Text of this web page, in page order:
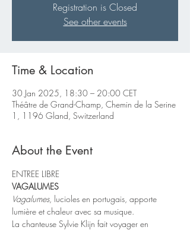
Registration is Closed
See other events
Time & Location
30 Jan 2025, 18:30 – 20:00 CET
Théâtre de Grand-Champ, Chemin de la Serine
1, 1196 Gland, Switzerland
About the Event
ENTREE LIBRE
VAGALUMES
Vagalumes, lucioles en portugais, apporte
lumière et chaleur avec sa musique.
La chanteuse Sylvie Klijn fait voyager en